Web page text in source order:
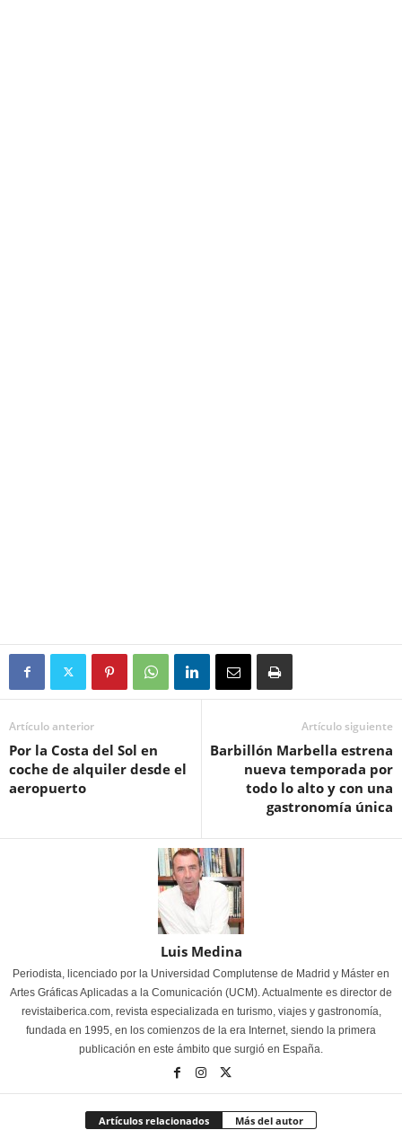
Artículo anterior
Por la Costa del Sol en
coche de alquiler desde el
aeropuerto
Artículo siguiente
Barbillón Marbella estrena
nueva temporada por
todo lo alto y con una
gastronomía única
Luis Medina
Periodista, licenciado por la Universidad Complutense de Madrid y Máster en
Artes Gráficas Aplicadas a la Comunicación (UCM). Actualmente es director de
revistaiberica.com, revista especializada en turismo, viajes y gastronomía,
fundada en 1995, en los comienzos de la era Internet, siendo la primera
publicación en este ámbito que surgió en España.
Artículos relacionados Más del autor